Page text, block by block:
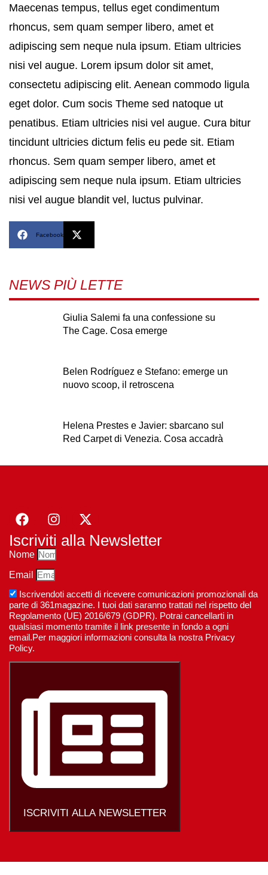
Maecenas tempus, tellus eget condimentum
rhoncus, sem quam semper libero, amet et
adipiscing sem neque nula ipsum. Etiam ultricies
nisi vel augue. Lorem ipsum dolor sit amet,
consectetu adipiscing elit. Aenean commodo ligula
eget dolor. Cum socis Theme sed natoque ut
penatibus. Etiam ultricies nisi vel augue. Cura bitur
tincidunt ultricies dictum felis eu pede sit. Etiam
rhoncus. Sem quam semper libero, amet et
adipiscing sem neque nula ipsum. Etiam ultricies
nisi vel augue blandit vel, luctus pulvinar.
Facebook
NEWS PIÙ LETTE
Giulia Salemi fa una confessione su
The Cage. Cosa emerge
Belen Rodríguez e Stefano: emerge un
nuovo scoop, il retroscena
Helena Prestes e Javier: sbarcano sul
Red Carpet di Venezia. Cosa accadrà
Iscriviti alla Newsletter
Nome
Email
Iscrivendoti accetti di ricevere comunicazioni promozionali da
parte di 361magazine. I tuoi dati saranno trattati nel rispetto del
Regolamento (UE) 2016/679 (GDPR). Potrai cancellarti in
qualsiasi momento tramite il link presente in fondo a ogni
email.Per maggiori informazioni consulta la nostra Privacy
Policy.
ISCRIVITI ALLA NEWSLETTER